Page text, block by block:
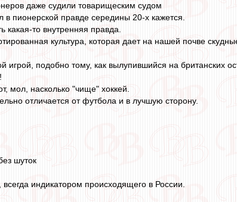
даже судили товарищеским судом
в пионерской правде середины 20-х кажется.
какая-то внутренняя правда.
культура, которая дает на нашей почве
подобно тому, как вылупившийся на британских
мол, насколько "чище" хоккей.
отличается от футбола и в лучшую сторону.
шуток
индикатором происходящего в России.